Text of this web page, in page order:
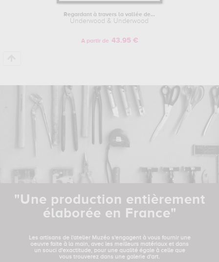
Regardant à travers la vallée de...
Underwood & Underwood
A partir de 43.95 €
"Une production entièrement
élaborée en France"
Les artisans de l'atelier Muzéo s'engagent à vous fournir une
oeuvre faite à la main, avec les meilleurs matériaux et dans
un souci d'exactitude, pour une qualité égale à celle que
vous trouverez dans une galerie d'art.